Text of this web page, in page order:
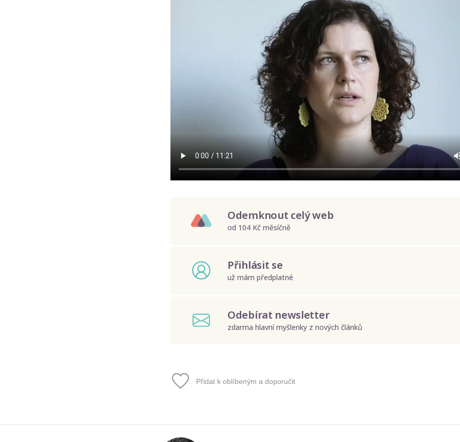
Odemknout celý web
od 104 Kč měsíčně
Přihlásit se
už mám předplatné
Odebírat newsletter
zdarma hlavní myšlenky z nových článků
Přidat k oblíbeným a doporučit